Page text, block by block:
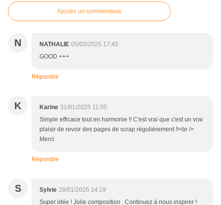
Ajouter un commentaire
N NATHALIE 05/02/2025 17:45
GOOD +++
Répondre
K Karine 31/01/2025 11:05
Simple efficace tout en harmonie !! C'est vrai que c'est un vrai
plaisir de revoir des pages de scrap régulièrement !!<br />
Merci
Répondre
S Sylvie 28/01/2025 14:19
Super idée ! Jolie composition . Continuez à nous inspirer !